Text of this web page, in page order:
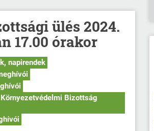
ülés 2024.
17.00 órakor
napirendek
Bizottság